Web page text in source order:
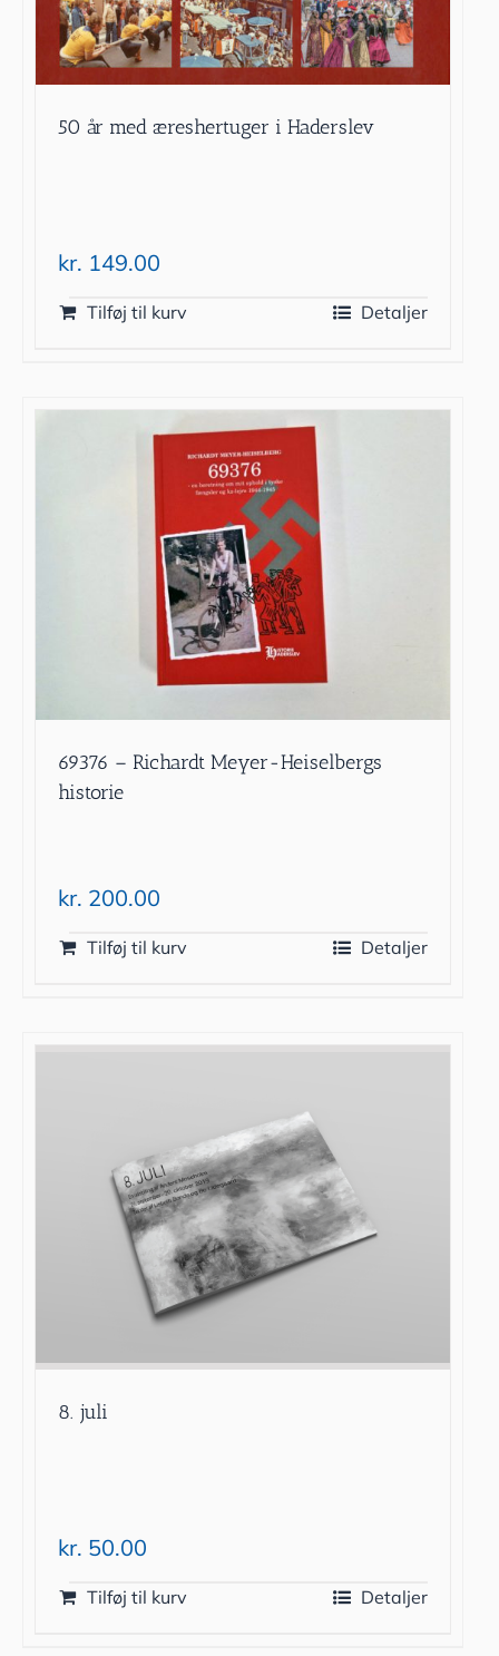
50 år med æreshertuger i Haderslev
kr. 149.00
Tilføj til kurv Detaljer
69376 – Richardt Meyer-Heiselbergs
historie
kr. 200.00
Tilføj til kurv Detaljer
8. juli
kr. 50.00
Tilføj til kurv Detaljer